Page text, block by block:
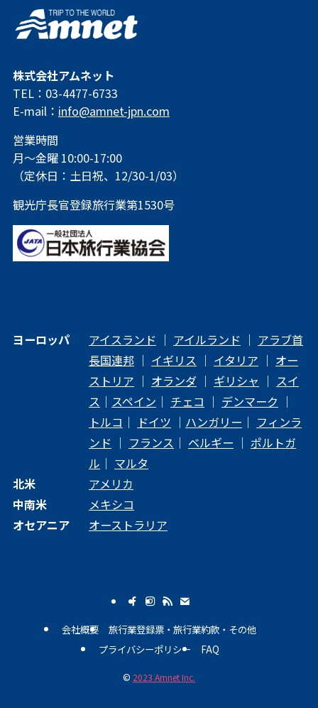
株式会社アムネット
TEL：03-4477-6733
E-mail： info@amnet-jpn.com
営業時間
月～金曜 10:00-17:00
（定休日：土日祝、12/30-1/03）
観光庁長官登録旅行業第1530号
ヨーロッパ アイスランド ｜ アイルランド ｜ アラブ首
長国連邦｜ イギリス ｜ イタリア ｜ オー
ストリア ｜ オランダ｜ ギリシャ ｜ スイ
ス ｜ スペイン ｜ チェコ ｜ デンマーク ｜
トルコ ｜ ドイツ ｜ ハンガリー ｜ フィンラ
ンド ｜ フランス ｜ ベルギー ｜ ポルトガ
ル ｜ マルタ
北米
アメリカ
中南米
メキシコ
オセアニア
オーストラリア
会社概要
旅行業登録票・旅行業約款・その他
プライバシーポリシー
FAQ
© 2023 Amnet Inc.